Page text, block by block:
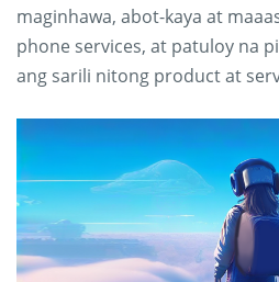
maginhawa, abot-kaya at
phone services, at patuloy na
ang sarili nitong product at